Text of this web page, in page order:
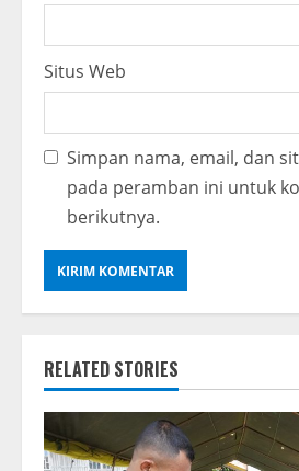
Situs Web
Simpan nama, email, dan
pada peramban ini untuk
berikutnya.
RELATED STORIES